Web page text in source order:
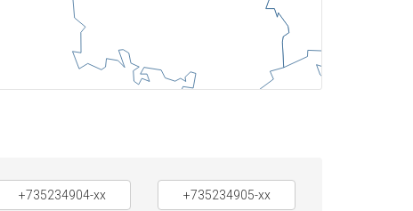
+735234904-xx +735234905-xx